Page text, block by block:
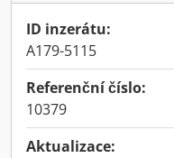
ID inzerátu:
A179-5115
Referenční číslo:
10379
Aktualizace: